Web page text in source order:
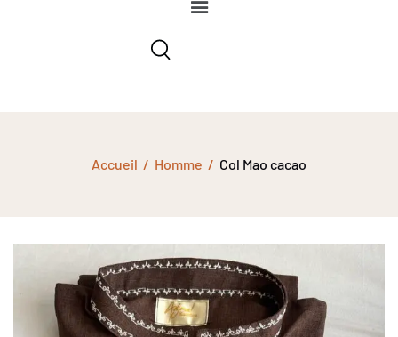
Accueil Homme Col Mao cacao